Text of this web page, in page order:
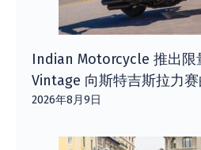
Indian Motorcycle 推出限
Vintage 向斯特吉斯拉力
2026年8月9日